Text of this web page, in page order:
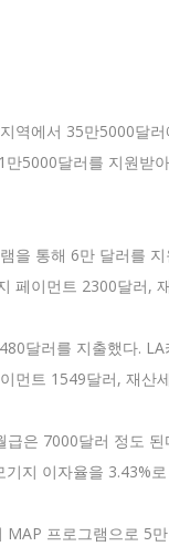
역에서 35만5000달
5000달러를 지원받
을 통해 6만 달러를
페이먼트 2300달러,
달러를 지출했다.
먼트 1549달러, 재
은 7000달러 정도
지 이자율을 3.43%
프로그램으로 5